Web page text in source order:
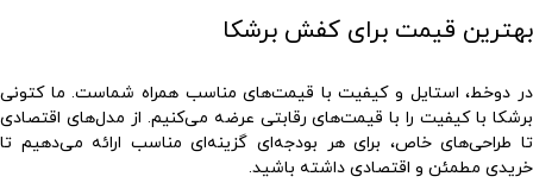
بهترین قیمت برای کفش برشکا
در دوخط، استایل و کیفیت با قیمت‌های مناسب همراه شماست. ماکتونی
برشکا با کیفیترا با قیمت‌های رقابتی عرضه می‌کنیم. از مدل‌های اقتصادی
تا طراحی‌های خاص، برای هر بودجه‌ای گزینه‌ای مناسب ارائه می‌دهیم تا
خریدی مطمئن و اقتصادی داشته باشید.